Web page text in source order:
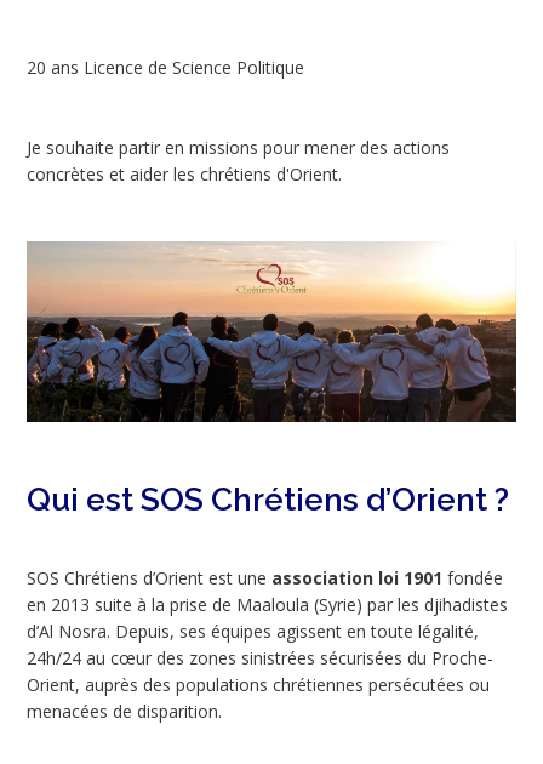
20 ans Licence de Science Politique
Je souhaite partir en missions pour mener des actions
concrètes et aider les chrétiens d'Orient.
Qui est SOS Chrétiens d’Orient ?
SOS Chrétiens d’Orient est une association loi 1901 fondée
en 2013 suite à la prise de Maaloula (Syrie) par les djihadistes
d’Al Nosra. Depuis, ses équipes agissent en toute légalité,
24h/24 au cœur des zones sinistrées sécurisées du Proche-
Orient, auprès des populations chrétiennes persécutées ou
menacées de disparition.